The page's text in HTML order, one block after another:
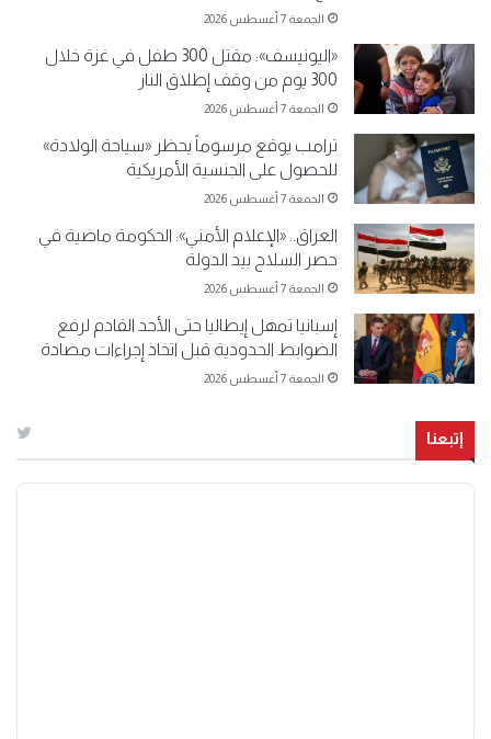
الجمعة 7 أغسطس 2026
«اليونيسف»: مقتل 300 طفل في غزة خلال
300 يوم من وقف إطلاق النار
الجمعة 7 أغسطس 2026
ترامب يوقع مرسوماً يحظر «سياحة الولادة»
للحصول على الجنسية الأمريكية
الجمعة 7 أغسطس 2026
العراق.. «الإعلام الأمني»: الحكومة ماضية في
حصر السلاح بيد الدولة
الجمعة 7 أغسطس 2026
إسبانيا تمهل إيطاليا حتى الأحد القادم لرفع
الضوابط الحدودية قبل اتخاذ إجراءات مضادة
الجمعة 7 أغسطس 2026
إتبعنا